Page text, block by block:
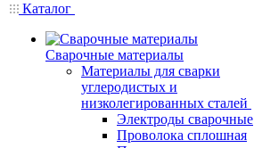
Каталог
Сварочные материалы
Материалы для сварки
углеродистых и
низколегированных сталей
Электроды сварочные
Проволока сплошная